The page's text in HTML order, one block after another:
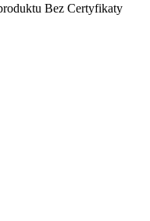
Bez Certyfikaty